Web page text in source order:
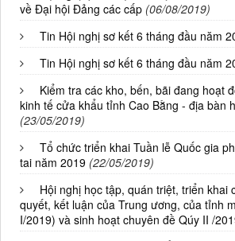
về Đại hội Đảng các cấp (06/08/2019)
Tin Hội nghị sơ kết 6 tháng đầu năm
Tin Hội nghị sơ kết 6 tháng đầu năm
Kiểm tra các kho, bến, bãi đang hoạt
kinh tế cửa khẩu tỉnh Cao Bằng - địa bàn
(23/05/2019)
Tổ chức triển khai Tuần lễ Quốc gia
tai năm 2019 (22/05/2019)
Hội nghị học tập, quán triệt, triển khai
quyết, kết luận của Trung ương, của tỉnh
I/2019) và sinh hoạt chuyên đề Qúy II /